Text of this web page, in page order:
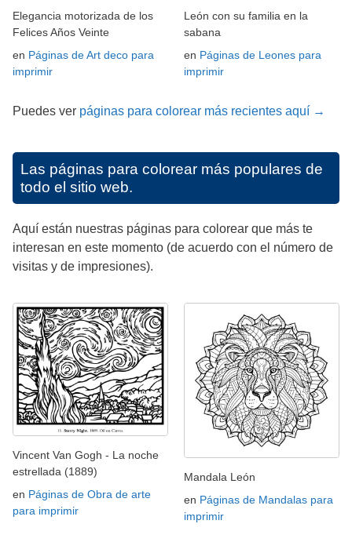
Elegancia motorizada de los
Felices Años Veinte
en Páginas de Art deco para
imprimir
León con su familia en la
sabana
en Páginas de Leones para
imprimir
Puedes ver páginas para colorear más recientes aquí →
Las páginas para colorear más populares de
todo el sitio web.
Aquí están nuestras páginas para colorear que más te
interesan en este momento (de acuerdo con el número de
visitas y de impresiones).
Vincent Van Gogh - La noche
estrellada (1889)
en Páginas de Obra de arte
para imprimir
Mandala León
en Páginas de Mandalas para
imprimir